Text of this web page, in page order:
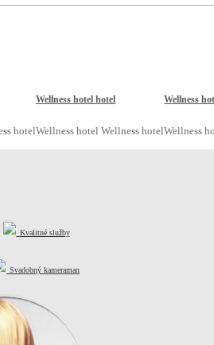
hotel
Wellness hotel hotel
Wellness hotel Wellness hotel
Wellness
Wellness
Kvalitné služby
Svadobný kameraman